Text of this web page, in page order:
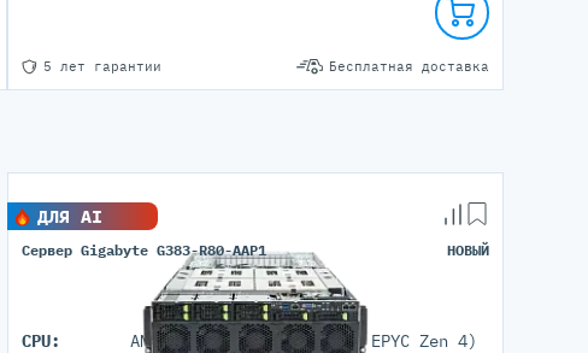
5 лет гарантии Бесплатная доставка
ДЛЯ AI
Сервер Gigabyte G383-R80-AAP1 НОВЫЙ
CPU:
AMD Instinct MI300A (AMD EPYC Zen 4)